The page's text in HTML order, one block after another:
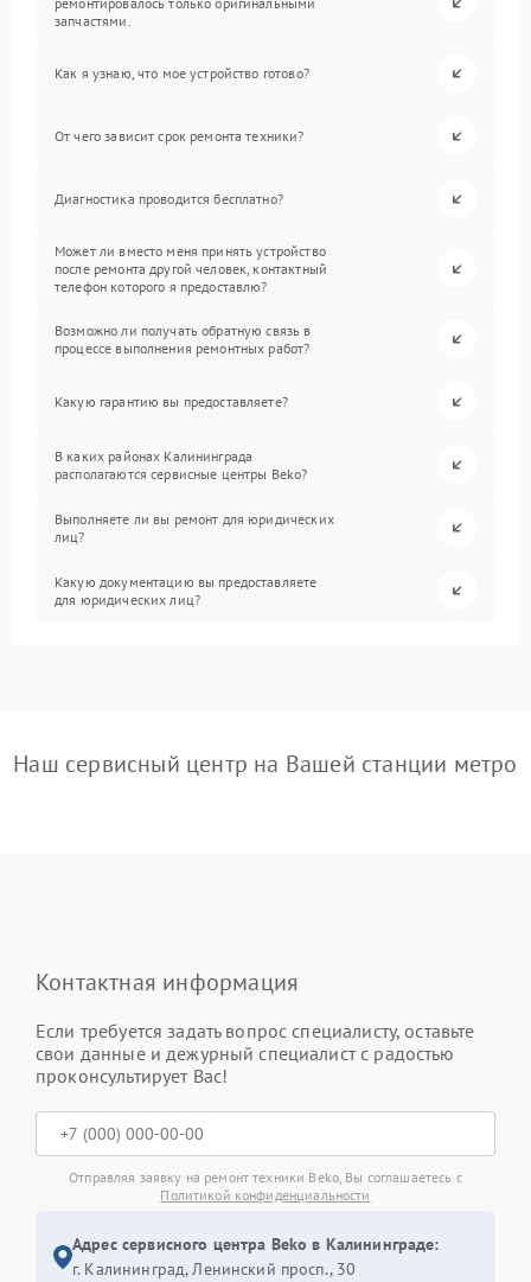
запчастями.
Как я узнаю, что мое устройство готово?
От чего зависит срок ремонта техники?
Диагностика проводится бесплатно?
Может ли вместо меня принять устройство
после ремонта другой человек, контактный
телефон которого я предоставлю?
Возможно ли получать обратную связь в
процессе выполнения ремонтных работ?
Какую гарантию вы предоставляете?
В каких районах Калининграда
располагаются сервисные центры Beko?
Выполняете ли вы ремонт для юридических
лиц?
Какую документацию вы предоставляете
для юридических лиц?
Наш сервисный центр на Вашей станции метро
Контактная информация
Если требуется задать вопрос специалисту, оставьте
свои данные и дежурный специалист с радостью
проконсультирует Вас!
Отправляя заявку на ремонт техники Beko, Вы соглашаетесь с
Политикой конфиденциальности
Адрес сервисного центра Beko в Калининграде:
г. Калининград, Ленинский просп., 30